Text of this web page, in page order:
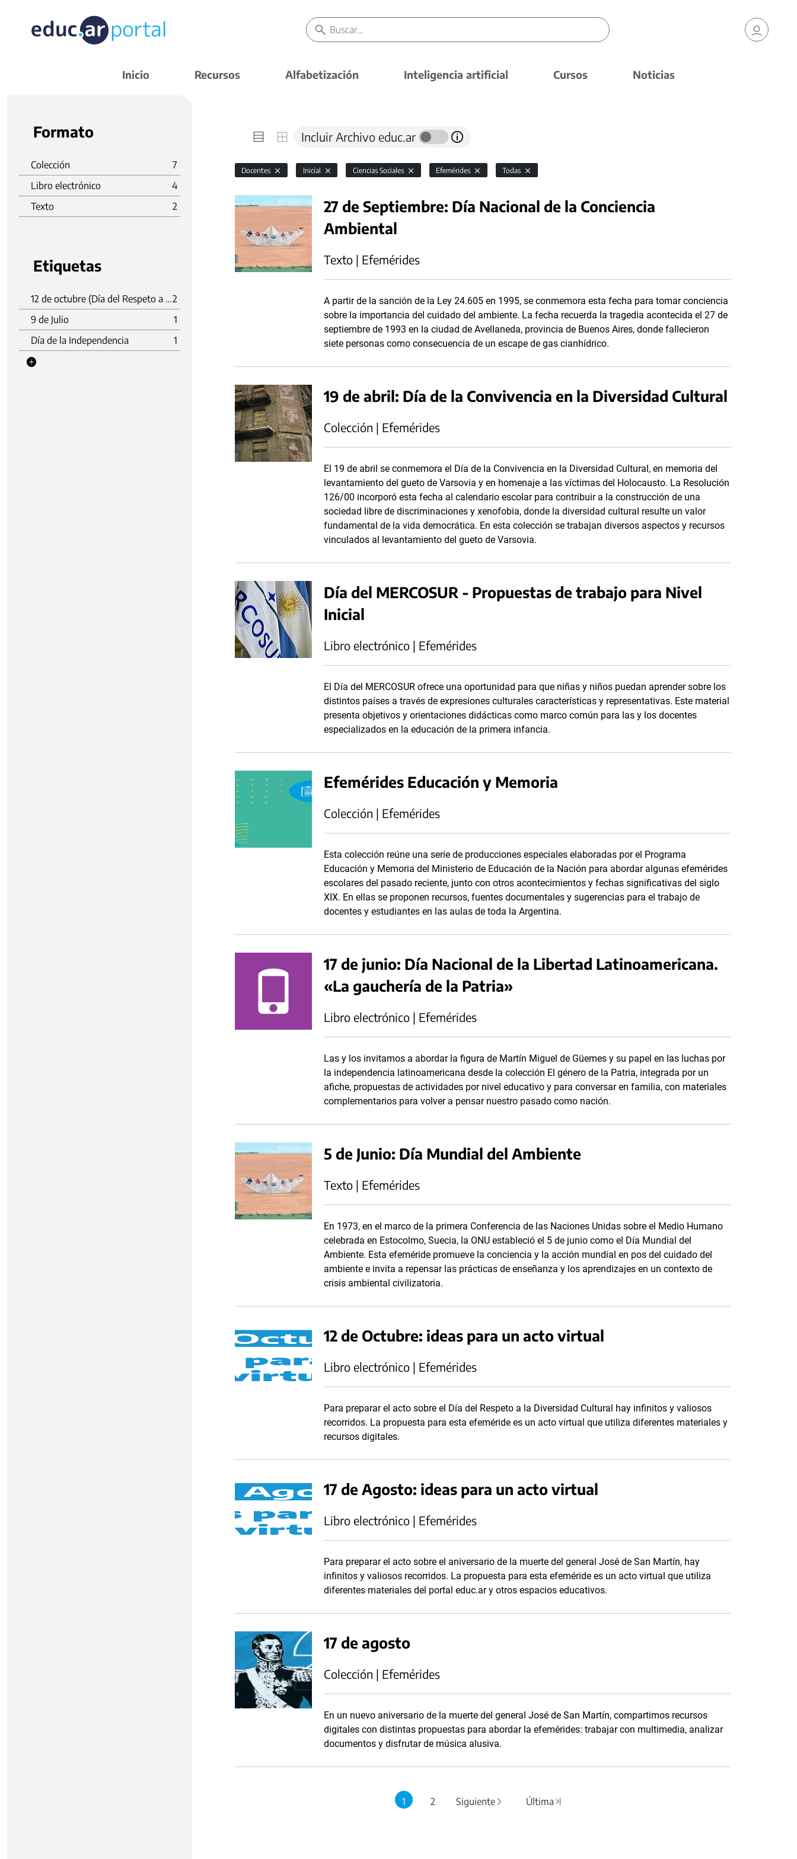
Inicio Recursos Alfabetización Inteligencia artificial Cursos Noticias
Formato
Colección
7
Libro electrónico
4
Texto
2
Etiquetas
12 de octubre (Día del Respeto a la Diversidad Cultural)2
9 de Julio
1
Día de la Independencia
1
Incluir Archivo educ.ar
Docentes Inicial Ciencias Sociales Efemérides Todas
27 de Septiembre: Día Nacional de la Conciencia
Ambiental
Texto | Efemérides
A partir de la sanción de la Ley 24.605 en 1995, se conmemora esta fecha para tomar conciencia
sobre la importancia del cuidado del ambiente. La fecha recuerda la tragedia acontecida el 27 de
septiembre de 1993 en la ciudad de Avellaneda, provincia de Buenos Aires, donde fallecieron
siete personas como consecuencia de un escape de gas cianhídrico.
19 de abril: Día de la Convivencia en la Diversidad Cultural
Colección | Efemérides
El 19 de abril se conmemora el Día de la Convivencia en la Diversidad Cultural, en memoria del
levantamiento del gueto de Varsovia y en homenaje a las víctimas del Holocausto. La Resolución
126/00 incorporó esta fecha al calendario escolar para contribuir a la construcción de una
sociedad libre de discriminaciones y xenofobia, donde la diversidad cultural resulte un valor
fundamental de la vida democrática. En esta colección se trabajan diversos aspectos y recursos
vinculados al levantamiento del gueto de Varsovia.
Día del MERCOSUR - Propuestas de trabajo para Nivel
Inicial
Libro electrónico | Efemérides
El Día del MERCOSUR ofrece una oportunidad para que niñas y niños puedan aprender sobre los
distintos países a través de expresiones culturales características y representativas. Este material
presenta objetivos y orientaciones didácticas como marco común para las y los docentes
especializados en la educación de la primera infancia.
Efemérides Educación y Memoria
Colección | Efemérides
Esta colección reúne una serie de producciones especiales elaboradas por el Programa
Educación y Memoria del Ministerio de Educación de la Nación para abordar algunas efemérides
escolares del pasado reciente, junto con otros acontecimientos y fechas significativas del siglo
XIX. En ellas se proponen recursos, fuentes documentales y sugerencias para el trabajo de
docentes y estudiantes en las aulas de toda la Argentina.
17 de junio: Día Nacional de la Libertad Latinoamericana.
«La gauchería de la Patria»
Libro electrónico | Efemérides
Las y los invitamos a abordar la figura de Martín Miguel de Güemes y su papel en las luchas por
la independencia latinoamericana desde la colección El género de la Patria, integrada por un
afiche, propuestas de actividades por nivel educativo y para conversar en familia, con materiales
complementarios para volver a pensar nuestro pasado como nación.
5 de Junio: Día Mundial del Ambiente
Texto | Efemérides
En 1973, en el marco de la primera Conferencia de las Naciones Unidas sobre el Medio Humano
celebrada en Estocolmo, Suecia, la ONU estableció el 5 de junio como el Día Mundial del
Ambiente. Esta efeméride promueve la conciencia y la acción mundial en pos del cuidado del
ambiente e invita a repensar las prácticas de enseñanza y los aprendizajes en un contexto de
crisis ambiental civilizatoria.
12 de Octubre: ideas para un acto virtual
Libro electrónico | Efemérides
Para preparar el acto sobre el Día del Respeto a la Diversidad Cultural hay infinitos y valiosos
recorridos. La propuesta para esta efeméride es un acto virtual que utiliza diferentes materiales y
recursos digitales.
17 de Agosto: ideas para un acto virtual
Libro electrónico | Efemérides
Para preparar el acto sobre el aniversario de la muerte del general José de San Martín, hay
infinitos y valiosos recorridos. La propuesta para esta efeméride es un acto virtual que utiliza
diferentes materiales del portal educ.ar y otros espacios educativos.
17 de agosto
Colección | Efemérides
En un nuevo aniversario de la muerte del general José de San Martín, compartimos recursos
digitales con distintas propuestas para abordar la efemérides: trabajar con multimedia, analizar
documentos y disfrutar de música alusiva.
1 2 Siguiente Última